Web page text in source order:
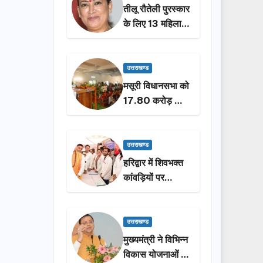
तीलू रौतेली पुरस्कार
के लिए 13 महिलाओं
का चयन, 35
कार्यकर्तियां भी होंगी
सम्मानित…
उत्तराखण्ड
मसूरी विधानसभा को
17.80 करोड़ की
विकास योजनाओं की
ने किया लोकार्पण-
शिलान्यास.
उत्तराखण्ड
हरिद्वार में शिवभक्त
कांवड़ियों पर
पुष्पवर्षा, मुख्यमंत्री
प्रक्षालन…
उत्तराखण्ड
मुख्यमंत्री ने विभिन्न
विकास योजनाओं के